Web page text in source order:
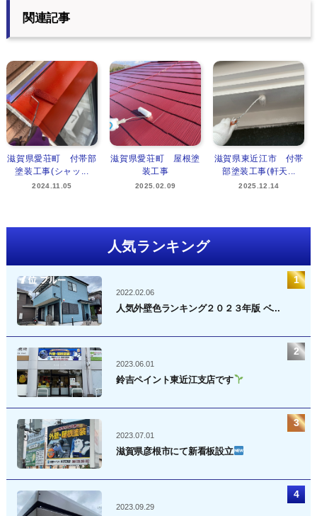
関連記事
滋賀県愛荘町 付帯部
塗装工事(シャッ...
2024.11.05
滋賀県愛荘町 屋根塗
装工事
2025.02.09
滋賀県東近江市 付帯
部塗装工事(軒天...
2025.12.14
人気ランキング
2022.02.06
人気外壁色ランキング２０２３年版 ベ...
2023.06.01
鈴吉ペイント東近江支店です
2023.07.01
滋賀県彦根市にて新看板設立
2023.09.29